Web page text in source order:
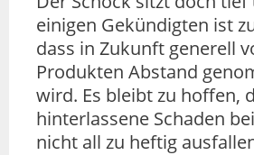
einigen Gekündigten ist
dass in Zukunft generell
Produkten Abstand
wird. Es bleibt zu hoffen,
hinterlassene Schaden
nicht all zu heftig